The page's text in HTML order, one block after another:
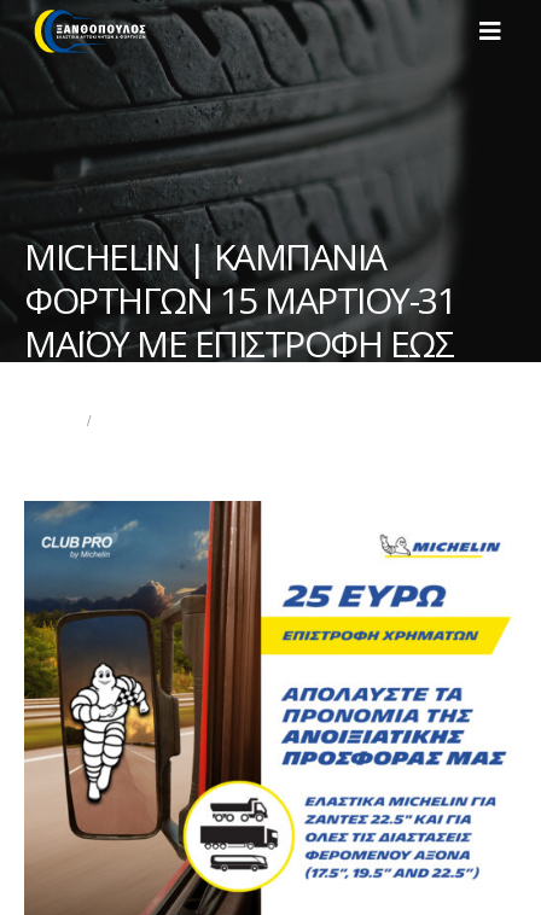
MICHELIN | ΚΑΜΠΑΝΙΑ
ΦΟΡΤΗΓΩΝ 15 ΜΑΡΤΙΟΥ-31
ΜΑΪΟΥ ΜΕ ΕΠΙΣΤΡΟΦΗ ΕΩΣ
ΜΗ ΚΑΤΗΓΟΡΙΟΠΟΙΗΜΈΝΟ
MICHELIN | ΚΑΜΠΑΝΙΑ ΦΟΡΤΗΓΩΝ 15 ΜΑΡΤΙΟΥ-31 ΜΑΪΟΥ ΜΕ ΕΠΙΣΤΡΟΦΗ